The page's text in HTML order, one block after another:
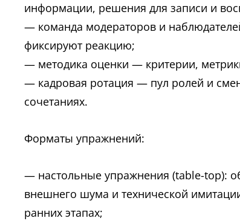
информации, решения для записи и
— команда модераторов и
фиксируют реакцию;
— методика оценки — критерии,
— кадровая ротация — пул ролей и
сочетаниях.
Форматы упражнений:
— настольные упражнения (table-top):
внешнего шума и технической
ранних этапах;